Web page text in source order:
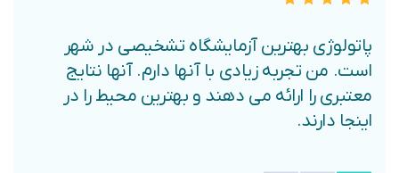
پاتولوژی بهترین آزمایشگاه تشخیصی در شهر
است. من تجربه زیادی با آنها دارم. آنها نتایج
معتبری را ارائه می دهند و بهترین محیط را در
اینجا دارند.